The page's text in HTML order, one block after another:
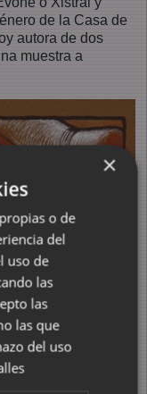
de la Casa de
autora de dos
muestra a
×
o de
del
uso de
las
las
las que
del uso